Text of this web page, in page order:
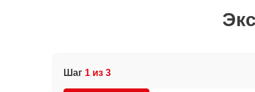
Шаг 1 из 3